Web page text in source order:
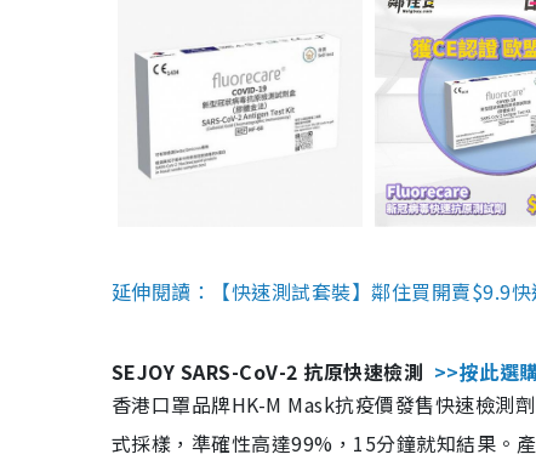
延伸閱讀：【快速測試套裝】鄰住買開賣$9.9
SEJOY SARS-CoV-2 抗原快速檢測 >>按此選
香港口罩品牌HK-M Mask抗疫價發售快速檢測
式採樣，準確性高達99%，15分鐘就知結果。